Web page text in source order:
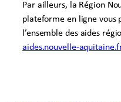
Par ailleurs, la Région
plateforme en ligne
l’ensemble des aides
aides.nouvelle-